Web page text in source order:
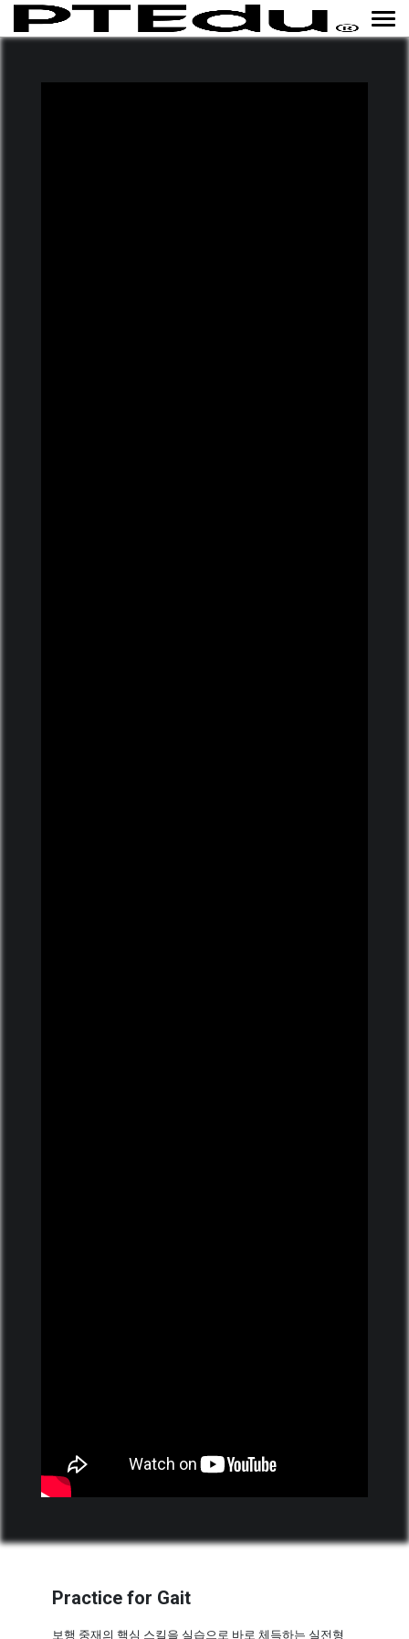
Practice for Gait
보행 중재의 핵심 스킬을 실습으로 바로 체득하는 실전형